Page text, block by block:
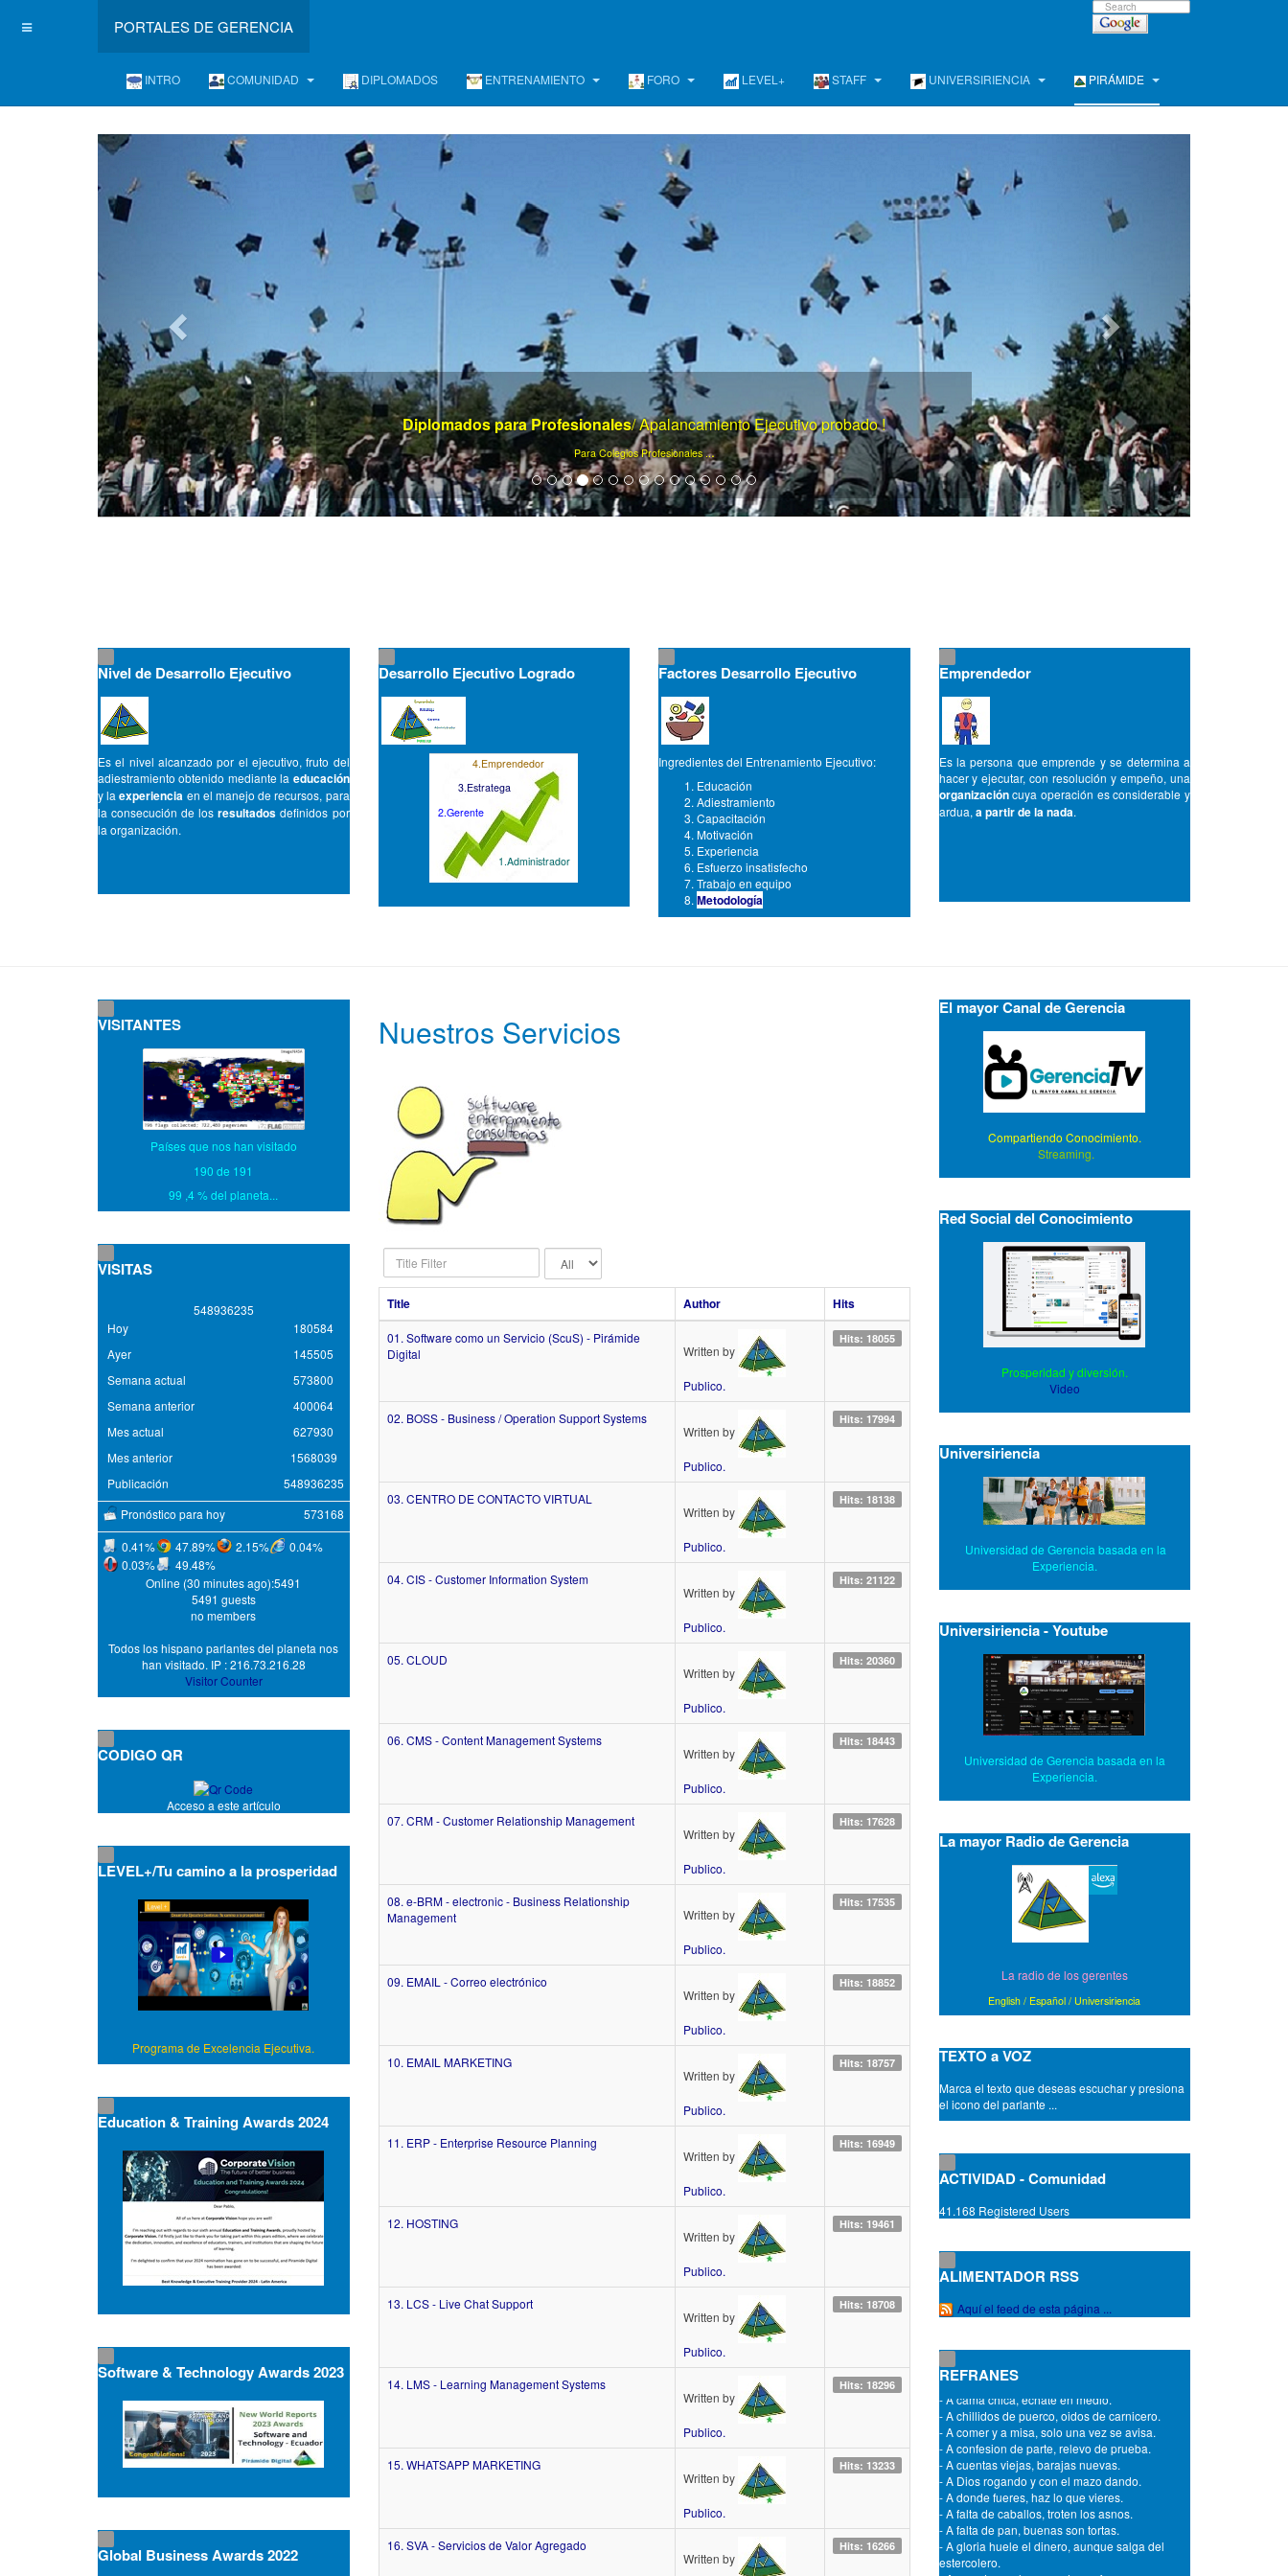
PORTALES DE GERENCIA
INTRO COMUNIDAD DIPLOMADOS ENTRENAMIENTO FORO LEVEL+ STAFF UNIVERSIRIENCIA PIRÁMIDE
www . el mayor portal de gerencia . com
Ya son más de 75000 artículos de gerencia ...
Nivel de Desarrollo Ejecutivo
Es el nivel alcanzado por el ejecutivo, fruto del
adiestramiento obtenido mediante la educación
y laexperiencia en el manejo de recursos, para
la consecución de losresultados definidos por
la organización.
Desarrollo Ejecutivo Logrado
4.Emprendedor
3.Estratega
2.Gerente
1.Administrador
Factores Desarrollo Ejecutivo
Ingredientes del Entrenamiento Ejecutivo:
Educación
Adiestramiento
Capacitación
Motivación
Experiencia
Esfuerzo insatisfecho
Trabajo en equipo
Metodología
Emprendedor
Es la persona que emprende y se determina a
hacer y ejecutar, con resolución y empeño, una
organizacióncuya operación es considerable y
ardua, a partir de la nada.
Nuestros Servicios
Title
Filter
Display
Title
Author Hits
01. Software como un Servicio (ScuS) - Pirámide
Digital
Written by
Publico.
Hits: 18055
02. BOSS - Business / Operation Support Systems
Written by
Publico.
Hits: 17994
03. CENTRO DE CONTACTO VIRTUAL
Written by
Publico.
Hits: 18138
04. CIS - Customer Information System
Written by
Publico.
Hits: 21122
05. CLOUD
Written by
Publico.
Hits: 20360
06. CMS - Content Management Systems
Written by
Publico.
Hits: 18443
07. CRM - Customer Relationship Management
Written by
Publico.
Hits: 17628
08. e-BRM - electronic - Business Relationship
Management
Written by
Publico.
Hits: 17535
09. EMAIL - Correo electrónico
Written by
Publico.
Hits: 18852
10. EMAIL MARKETING
Written by
Publico.
Hits: 18757
11. ERP - Enterprise Resource Planning
Written by
Publico.
Hits: 16949
12. HOSTING
Written by
Publico.
Hits: 19461
13. LCS - Live Chat Support
Written by
Publico.
Hits: 18708
14. LMS - Learning Management Systems
Written by
Publico.
Hits: 18296
15. WHATSAPP MARKETING
Written by
Publico.
Hits: 13233
16. SVA - Servicios de Valor Agregado
Written by
Hits: 16266
VISITANTES
Países que nos han visitado
190 de 191
99 ,4 % del planeta...
VISITAS
548936235
Hoy
Ayer
Semana actual
Semana anterior
Mes actual
Mes anterior
Publicación
180584
145505
573800
400064
627930
1568039
548936235
Pronóstico para hoy
573168
0.41%
47.89% 2.15%
0.04%
0.03%
49.48%
Online (30 minutes ago):5491
5491 guests
no members
Todos los hispano parlantes del planeta nos
han visitado. IP : 216.73.216.28
Visitor Counter
CODIGO QR
Acceso a este artículo
LEVEL+/Tu camino a la prosperidad
Programa de Excelencia Ejecutiva.
Education & Training Awards 2024
Software & Technology Awards 2023
Global Business Awards 2022
El mayor Canal de Gerencia
Compartiendo Conocimiento.
Streaming.
Red Social del Conocimiento
Prosperidad y diversión.
Video
Universiriencia
Universidad de Gerencia basada en la
Experiencia.
Universiriencia - Youtube
Universidad de Gerencia basada en la
Experiencia.
La mayor Radio de Gerencia
La radio de los gerentes
English / Español /Universiriencia
TEXTO a VOZ
Marca el texto que deseas escuchar y presiona
el icono del parlante ...
ACTIVIDAD - Comunidad
41.168 Registered Users
ALIMENTADOR RSS
Aquí el feed de esta página ...
REFRANES
- A amistades que son ciertas, siempre las
- A buen capellan mejor sacristan.
- A buen entendedor, a señas.
- A buen entendedor, pocas palabras.
- A buen sueño, no hay cama dura.
- A buenos ocios, malos negocios.
- A caballo regalado no hay que mirarle el
diente.
- A cada cerdo le llega su San Martin.
- A cada cual lo suyo y a Dios lo de todos.
- A cada puerta, su dueña.
- A cada santo le llega su dia.
- A cada uno, Dios da el castigo que merece.
- A cama chica, echate en medio.
- A chillidos de puerco, oidos de carnicero.
- A comer y a misa, solo una vez se avisa.
- A confesion de parte, relevo de prueba.
- A cuentas viejas, barajas nuevas.
- A Dios rogando y con el mazo dando.
- A donde fueres, haz lo que vieres.
- A falta de caballos, troten los asnos.
- A falta de pan, buenas son tortas.
- A gloria huele el dinero, aunque salga del
estercolero.
- A grandes males, grandes enfermos.